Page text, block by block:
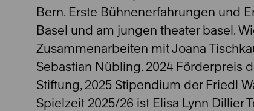
Bern. Erste Bühnenerfahrungen und
Basel und am jungen theater basel.
Zusammenarbeiten mit Joana
Sebastian Nübling. 2024 Förderpreis
Stiftung, 2025 Stipendium der Friedl
Spielzeit 2025/26 ist Elisa Lynn Dillier